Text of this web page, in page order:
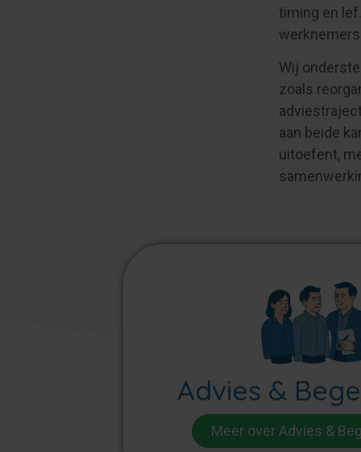
timing en
werknemers.
Wij
zoals
aan beide
uitoefent,
Advies &
Meer over Advies &